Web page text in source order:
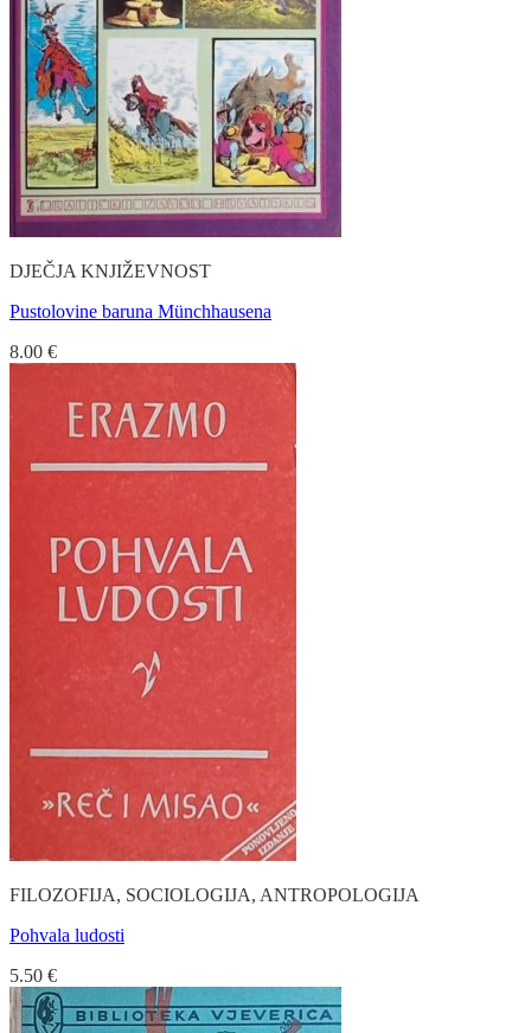
DJEČJA KNJIŽEVNOST
Pustolovine baruna Münchhausena
8.00 €
FILOZOFIJA, SOCIOLOGIJA, ANTROPOLOGIJA
Pohvala ludosti
5.50 €